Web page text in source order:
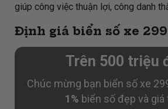
giúp công việc thuận lợi, công danh
Định giá biển số xe
Trên 500 triệu
Chúc mừng bạn biển số xe
1% biển số đẹp và giá